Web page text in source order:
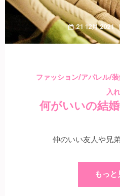
21 12月 2021
ファッション/アパレル/
入れ
何がいいの結
仲のいい友人や兄
もっと